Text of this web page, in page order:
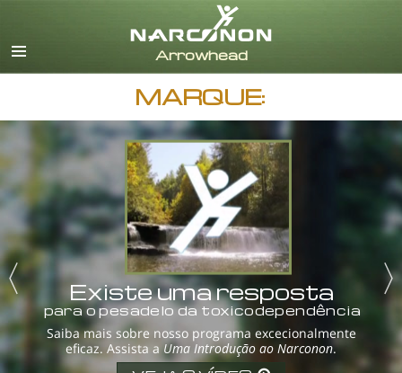
Alemão
Espanhol
Francês
Noruego
Russo
MARQUE:
Existe uma resposta
para o pesadelo da toxicodependência
Saiba mais sobre nosso programa excecionalmente
eficaz. Assista aUma Introdução ao Narconon.